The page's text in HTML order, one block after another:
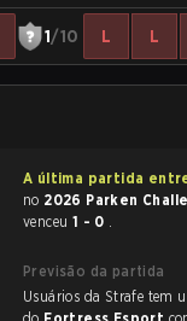
1/10 L L
A última partida
no 2026 Parken
venceu 1 - 0 .
Previsão da partida
Usuários da Strafe tem um favorito absoluto para a partida, e preveem a vitória